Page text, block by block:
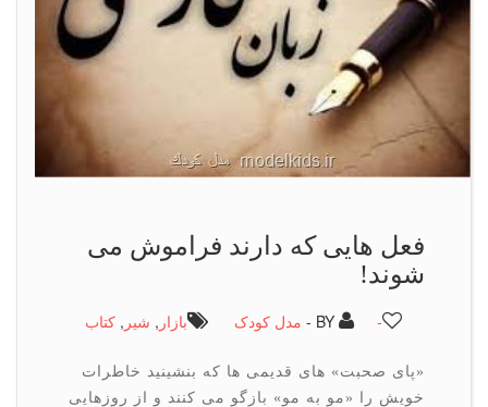
فعل هایی كه دارند فراموش می
شوند!
BY - مدل کودک بازار ,شیر, كتاب
«پای صحبت» های قدیمی ها که بنشینید خاطرات
خویش را «مو به مو» بازگو می کنند و از روزهایی